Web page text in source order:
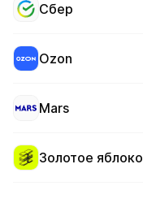
Сбер
Ozon
Mars
Золотое яблоко